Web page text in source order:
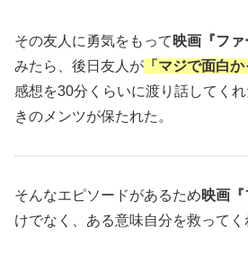
その友人に勇気をもって 映画『ファ
みたら、後日友人が 「マジで面白か
感想を30分くらいに渡り話してく
きのメンツが保たれた。
そんなエピソードがあるため映画『
けでなく、ある意味自分を救ってく